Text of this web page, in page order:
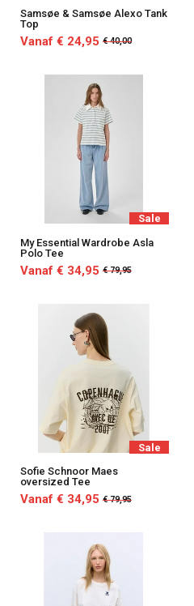
Samsøe & Samsøe Alexo Tank
Top
Vanaf € 24,95 € 40,00
Sale
My Essential Wardrobe Asla
Polo Tee
Vanaf € 34,95 € 79,95
Sale
Sofie Schnoor Maes
oversized Tee
Vanaf € 34,95 € 79,95